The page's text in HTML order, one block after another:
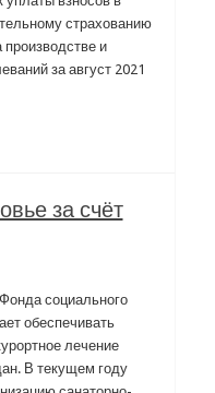
страхованию
и
за август 2021
за счёт
социального
обеспечивать
лечение
В текущем году